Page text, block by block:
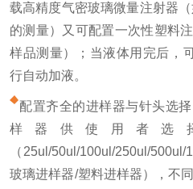
载高精度气密玻璃微量注射器
的测量）又可配置一次性塑料
样品测量）；当液体用完后，
行自动加液。
配置齐全的进样器与针头选
样器供使用者选
（25ul/50ul/100ul/250ul/
玻璃进样器/塑料进样器），不